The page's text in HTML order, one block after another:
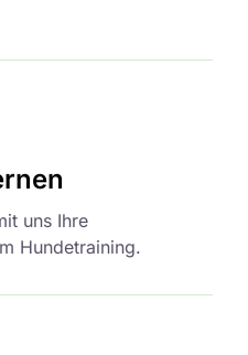
uns Ihre
Hundetraining.